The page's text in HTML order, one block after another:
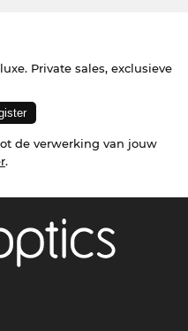
Private sales, exclusieve
de verwerking van jouw
.